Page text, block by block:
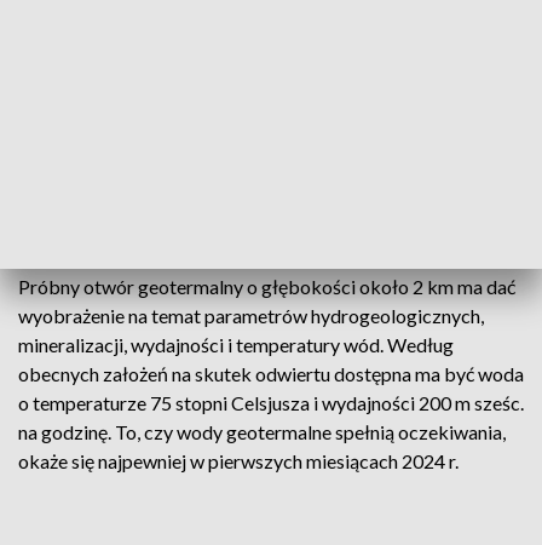
Próbny otwór geotermalny o głębokości około 2 km ma dać
wyobrażenie na temat parametrów hydrogeologicznych,
mineralizacji, wydajności i temperatury wód. Według
obecnych założeń na skutek odwiertu dostępna ma być woda
o temperaturze 75 stopni Celsjusza i wydajności 200 m sześc.
na godzinę. To, czy wody geotermalne spełnią oczekiwania,
okaże się najpewniej w pierwszych miesiącach 2024 r.